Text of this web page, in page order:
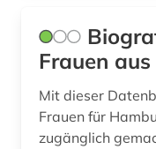
tod (1)
tschechien (1)
tänzer (1)
Frauen
Mit dieser
Frauen für
zugänglich